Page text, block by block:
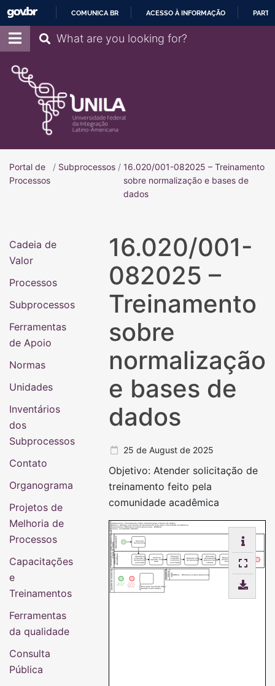
COMUNICA BR ACESSO À INFORMAÇÃO
Pesquisar
Portal de
ProcessosPortal de Processos
/ Subprocessos / 16.020/001-082025 – Treinamento
sobre normalização e bases de
dados
16.020/001-
082025 –
Treinamento
sobre
normalização
e bases de
dados
25 de August de 2025
Objetivo: Atender solicitação de
treinamento feito pela
comunidade acadêmica
TREINAMENTOS SOBRE NORMALIZAÇÃOE BASE DE DADOS
SERVIÇO DEREFERÊNCIA
DEMANDANTE
Identificar
conteúdo do
treinamento
solicitado
Verificar
agenda, marcar
data.
Planejar
conteúdo
conforme
solicitado.
Elaborar lista
de presença
Ministrar
treinamento
(presencial ou
virtual).
Registrar a
presença na
lista.
participantes
Solicitar
treinamento
QUADRO DE SIMBOLOS Início de um
subprocesso
Fim de um
caminho ou do
subprocesso Descrição resumida da(s)
tarefa(s) realizada(s)
QUADRO DESIGLAS BIUNILA - Biblioteca Latino-Americana
Subprocesso: Treinamento sobre normalização e bases de dados
Objetivo: Atender solicitação de treinamento feito pela comunidade acadêmica
Responsável: Biblioteca Latino-Americana - BIUNILA
Número: 16.020/001-082025
Cadeia de
Valor
Processos
Subprocessos
Ferramentas
de Apoio
Normas
Unidades
Inventários
dos
Subprocessos
Contato
Organograma
Projetos de
Melhoria de
Processos
Capacitações
e
Treinamentos
Ferramentas
da qualidade
Consulta
Pública